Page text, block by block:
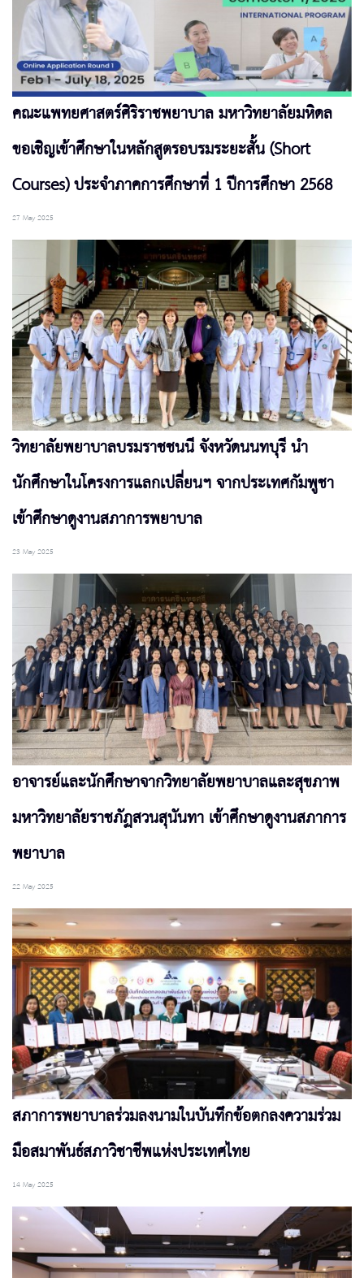
คณะแพทยศาสตร์ศิริราชพยาบาล มหาวิทยาลัยมหิดล
ขอเชิญเข้าศึกษาในหลักสูตรอบรมระยะสั้น (Short
Courses) ประจำภาคการศึกษาที่ 1 ปีการศึกษา 2568
27 May 2025
วิทยาลัยพยาบาลบรมราชชนนี จังหวัดนนทบุรี นำ
นักศึกษาในโครงการแลกเปลี่ยนฯ จากประเทศกัมพูชา
เข้าศึกษาดูงานสภาการพยาบาล
23 May 2025
อาจารย์และนักศึกษาจากวิทยาลัยพยาบาลและสุขภาพ
มหาวิทยาลัยราชภัฏสวนสุนันทา เข้าศึกษาดูงานสภาการ
พยาบาล
22 May 2025
สภาการพยาบาลร่วมลงนามในบันทึกข้อตกลงความร่วม
มือสมาพันธ์สภาวิชาชีพแห่งประเทศไทย
14 May 2025